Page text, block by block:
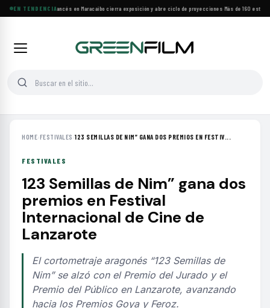
EN TENDENCIA
Festival de Cine Francés en Maracaibo cierra exposición y abre ciclo de proyecciones·Más de 160
HOME›FESTIVALES ›123 SEMILLAS DE NIM” GANA DOS PREMIOS EN FESTIV...
FESTIVALES
123 Semillas de Nim” gana dos
premios en Festival
Internacional de Cine de
Lanzarote
El cortometraje aragonés “123 Semillas de
Nim” se alzó con el Premio del Jurado y el
Premio del Público en Lanzarote, avanzando
hacia los Premios Goya y Feroz.